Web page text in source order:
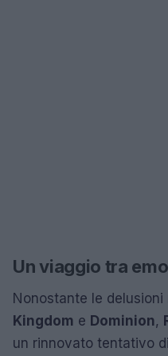
Un viaggio tra
Nonostante le
Kingdom e Dominion,
un rinnovato tentativo